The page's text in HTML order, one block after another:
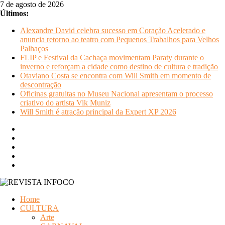
Pular
para
conteúdo
7 de agosto de 2026
Últimos:
Alexandre David celebra sucesso em Coração Acelerado e
anuncia retorno ao teatro com Pequenos Trabalhos para Velhos
Palhaços
FLIP e Festival da Cachaça movimentam Paraty durante o
inverno e reforçam a cidade como destino de cultura e tradição
Otaviano Costa se encontra com Will Smith em momento de
descontração
Oficinas gratuitas no Museu Nacional apresentam o processo
criativo do artista Vik Muniz
Will Smith é atração principal da Expert XP 2026
INFOCO
Home
CULTURA
Arte